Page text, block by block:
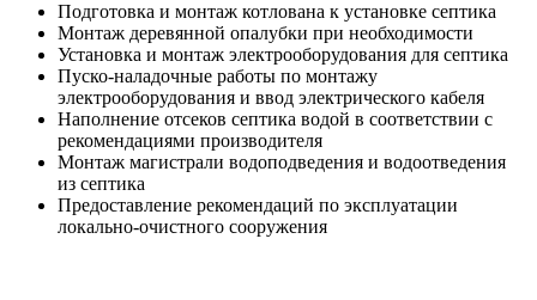
Подготовка и монтаж котлована к установке септика
Монтаж деревянной опалубки при необходимости
Установка и монтаж электрооборудования для септика
Пуско-наладочные работы по монтажу
электрооборудования и ввод электрического кабеля
Наполнение отсеков септика водой в соответствии с
рекомендациями производителя
Монтаж магистрали водоподведения и водоотведения
из септика
Предоставление рекомендаций по эксплуатации
локально-очистного сооружения